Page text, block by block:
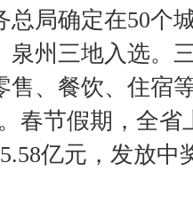
总局确定在50个
泉州三地入选。
售、餐饮、住宿
春节假期，全省
亿元，发放中